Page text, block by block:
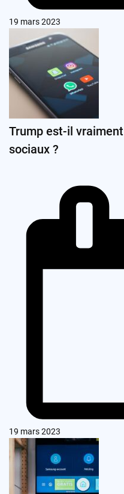
19 mars 2023
Trump est-il
sociaux ?
19 mars 2023